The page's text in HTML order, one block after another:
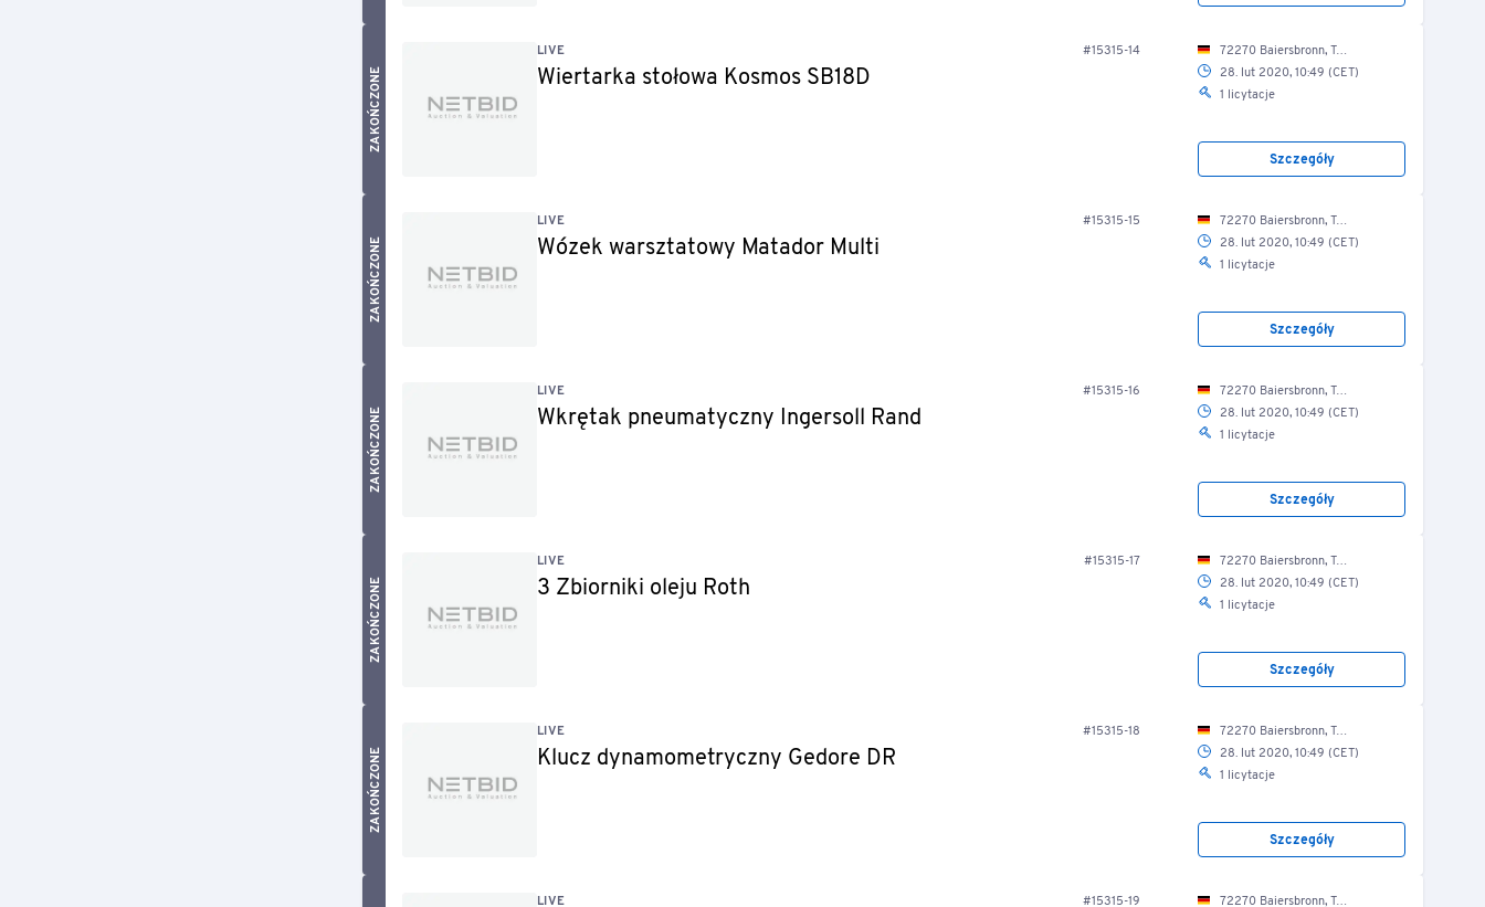
ZAKOŃCZONE
LIVE #15315-14
Wiertarka stołowa Kosmos SB18D
72270 Baiersbronn, Tonbachstr. 4/ Lkw-Halle
28. lut 2020, 10:49 (CET)
1 licytacje
Szczegóły
ZAKOŃCZONE
LIVE #15315-15
Wózek warsztatowy Matador Multi
72270 Baiersbronn, Tonbachstr. 4/ Lkw-Halle
28. lut 2020, 10:49 (CET)
1 licytacje
Szczegóły
ZAKOŃCZONE
LIVE #15315-16
Wkrętak pneumatyczny Ingersoll Rand
72270 Baiersbronn, Tonbachstr. 4/ Lkw-Halle
28. lut 2020, 10:49 (CET)
1 licytacje
Szczegóły
ZAKOŃCZONE
LIVE #15315-17
3 Zbiorniki oleju Roth
72270 Baiersbronn, Tonbachstr. 4/ Lkw-Halle
28. lut 2020, 10:49 (CET)
1 licytacje
Szczegóły
ZAKOŃCZONE
LIVE #15315-18
Klucz dynamometryczny Gedore DR
72270 Baiersbronn, Tonbachstr. 4/ Lkw-Halle
28. lut 2020, 10:49 (CET)
1 licytacje
Szczegóły
LIVE #15315-19 72270 Baiersbronn, Tonbachstr. 4/ Lkw-Halle